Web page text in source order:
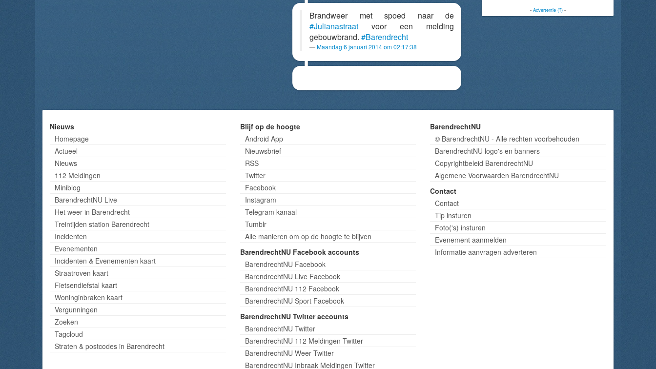
Brandweer met spoed naar de
#Julianastraat voor een melding
gebouwbrand. #Barendrecht
Maandag 6 januari 2014 om 02:17:38
- Advertentie (?)-
Nieuws
Homepage
Actueel
Nieuws
112 Meldingen
Miniblog
BarendrechtNU Live
Het weer in Barendrecht
Treintijden station Barendrecht
Incidenten
Evenementen
Incidenten & Evenementen kaart
Straatroven kaart
Fietsendiefstal kaart
Woninginbraken kaart
Vergunningen
Zoeken
Tagcloud
Straten & postcodes in Barendrecht
Blijf op de hoogte
Android App
Nieuwsbrief
RSS
Twitter
Facebook
Instagram
Telegram kanaal
Tumblr
Alle manieren om op de hoogte te blijven
BarendrechtNU Facebook accounts
BarendrechtNU Facebook
BarendrechtNU Live Facebook
BarendrechtNU 112 Facebook
BarendrechtNU Sport Facebook
BarendrechtNU Twitter accounts
BarendrechtNU Twitter
BarendrechtNU 112 Meldingen Twitter
BarendrechtNU Weer Twitter
BarendrechtNU Inbraak Meldingen Twitter
BarendrechtNU
© BarendrechtNU - Alle rechten voorbehouden
BarendrechtNU logo's en banners
Copyrightbeleid BarendrechtNU
Algemene Voorwaarden BarendrechtNU
Contact
Contact
Tip insturen
Foto('s) insturen
Evenement aanmelden
Informatie aanvragen adverteren